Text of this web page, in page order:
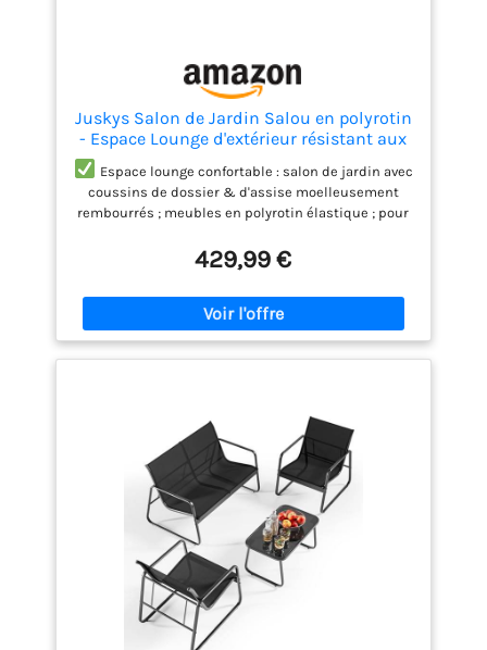
Juskys Salon de Jardin Salou en polyrotin
- Espace Lounge d'extérieur résistant aux
Salon avec Table & Coussins - pour
Jardin, Balcon, terrasse - Crème/Sable
Espace lounge confortable : salon de jardin avec
coussins de dossier & d'assise moelleusement
rembourrés ; meubles en polyrotin élastique ; pour
Meubles résistants aux intempéries : salon en
robuste & résistant aux intempéries ; housses
amovibles & lavables ; idéal pour une utilisation en
extérieur
Matériaux haute longévité : mobilier
de jardin à châssis en acier robuste (revêtement
Design élégant : salon de jardin au
design rectiligne & au tressage en polyrotin
tendance ; aspect moderne & élégant ; très
estéhtique dans tout espace extérieur
Entretien facile : coin lounge en matériau facile
d'entretien ; le polyrotin se nettoie d'un simple
coup de chiffon humide ; plateau en verre facile à
nettoyer ; housses lavables en tissu polyester
robuste
429,99 €